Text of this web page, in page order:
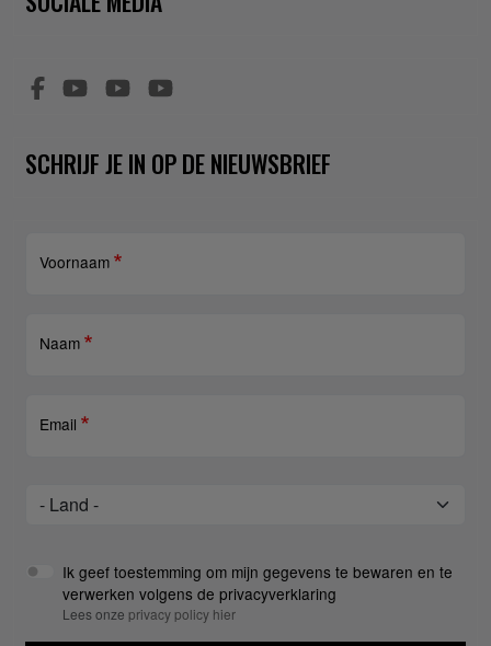
SCHRIJF JE IN OP DE NIEUWSBRIEF
Voornaam
Naam
Email
Land
Land
Ik geef toestemming om mijn gegevens te bewaren en te
verwerken volgens de privacyverklaring
Lees onze privacy policy hier